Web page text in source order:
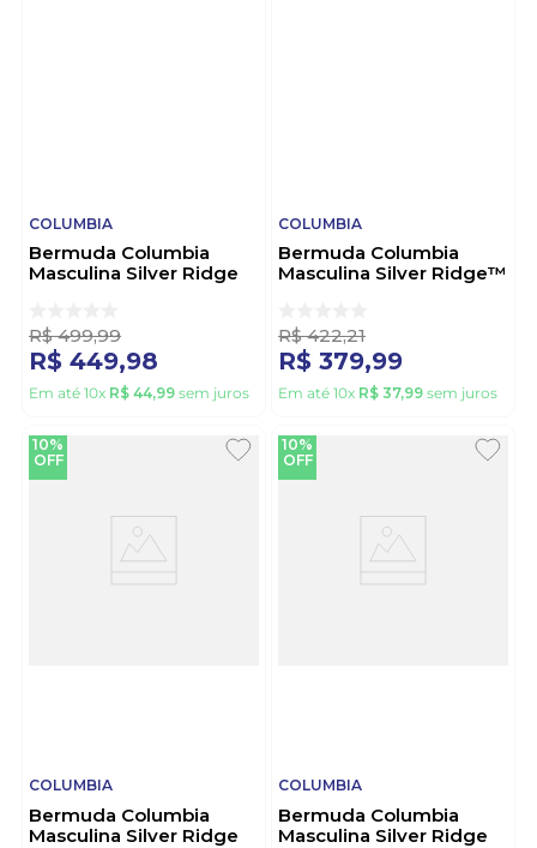
COLUMBIA
Bermuda Columbia
Masculina Silver Ridge
R$ 499,99
R$ 449,98
Em até 10x R$ 44,99 sem juros
COLUMBIA
Bermuda Columbia
Masculina Silver Ridge™
R$ 422,21
R$ 379,99
Em até 10x R$ 37,99 sem juros
10%
OFF
COLUMBIA
Bermuda Columbia
Masculina Silver Ridge
10%
OFF
COLUMBIA
Bermuda Columbia
Masculina Silver Ridge